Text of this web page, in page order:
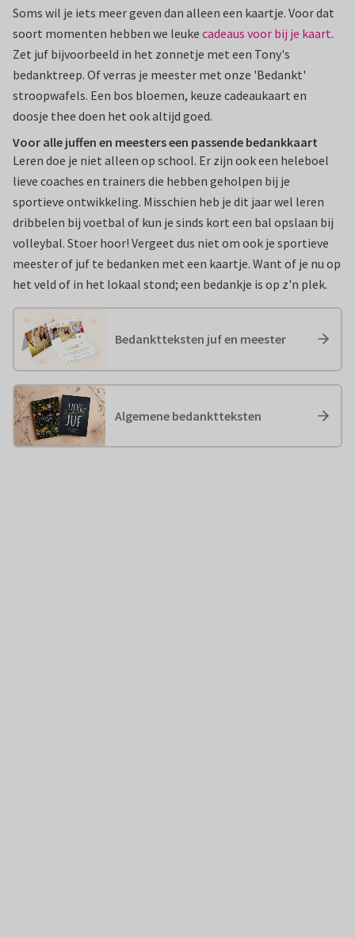
Soms wil je iets meer geven dan alleen een kaartje. Voor dat
soort momenten hebben we leuke cadeaus voor bij je kaart.
Zet juf bijvoorbeeld in het zonnetje met een Tony's
bedanktreep. Of verras je meester met onze 'Bedankt'
stroopwafels. Een bos bloemen, keuze cadeaukaart en
doosje thee doen het ook altijd goed.
Voor alle juffen en meesters een passende bedankkaart
Leren doe je niet alleen op school. Er zijn ook een heleboel
lieve coaches en trainers die hebben geholpen bij je
sportieve ontwikkeling. Misschien heb je dit jaar wel leren
dribbelen bij voetbal of kun je sinds kort een bal opslaan bij
volleybal. Stoer hoor! Vergeet dus niet om ook je sportieve
meester of juf te bedanken met een kaartje. Want of je nu op
het veld of in het lokaal stond; een bedankje is op z'n plek.
Bedanktteksten juf en meester
Algemene bedanktteksten